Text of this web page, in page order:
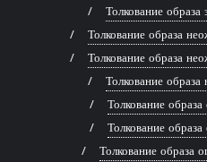
Толкование образа
Толкование образа
Толкование образа
Толкование
Толкование
Толкование
Толкование образа